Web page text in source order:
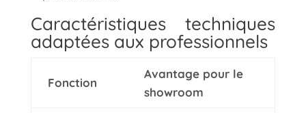
Caractéristiques techniques
adaptées aux professionnels
Fonction
Avantage pour le
showroom